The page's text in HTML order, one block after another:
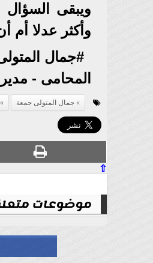
ويبقى
وأكثر عدلا أم
#جمال
المحامى -
جمال المتولى جمعة
⇧
موضوعات